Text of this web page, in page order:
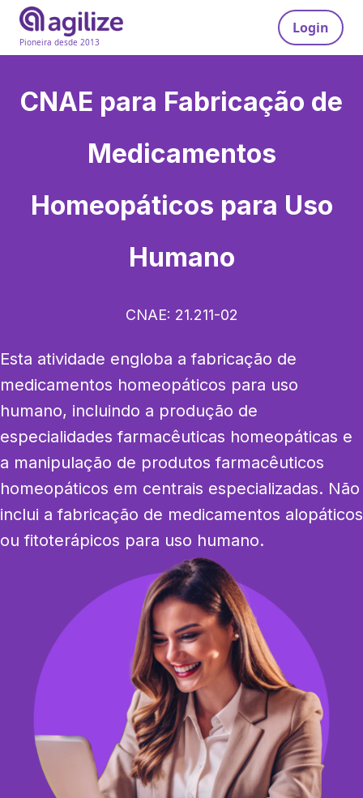
Pioneira desde 2013
Login
CNAE para Fabricação de
Medicamentos
Homeopáticos para Uso
Humano
CNAE: 21.211-02
Esta atividade engloba a fabricação de
medicamentos homeopáticos para uso
humano, incluindo a produção de
especialidades farmacêuticas homeopáticas e
a manipulação de produtos farmacêuticos
homeopáticos em centrais especializadas. Não
inclui a fabricação de medicamentos alopáticos
ou fitoterápicos para uso humano.